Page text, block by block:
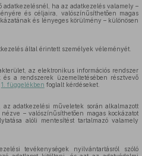
adatkezelésnél, ha az adatkezelés valamely –
és céljaira, valószínűsíthetően magas
és lényeges körülmény – különösen
által érintett személyek véleményét.
az elektronikus információs rendszer
a rendszerek üzemeltetésében résztvevő
1. függelékben foglalt kérdéseket.
adatkezelési műveletek során alkalmazott
– valószínűsíthetően magas kockázatot
alóli mentesítést tartalmazó valamely
tevékenységek nyilvántartásról szóló